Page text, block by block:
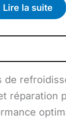
Lire la suite
de
réparation